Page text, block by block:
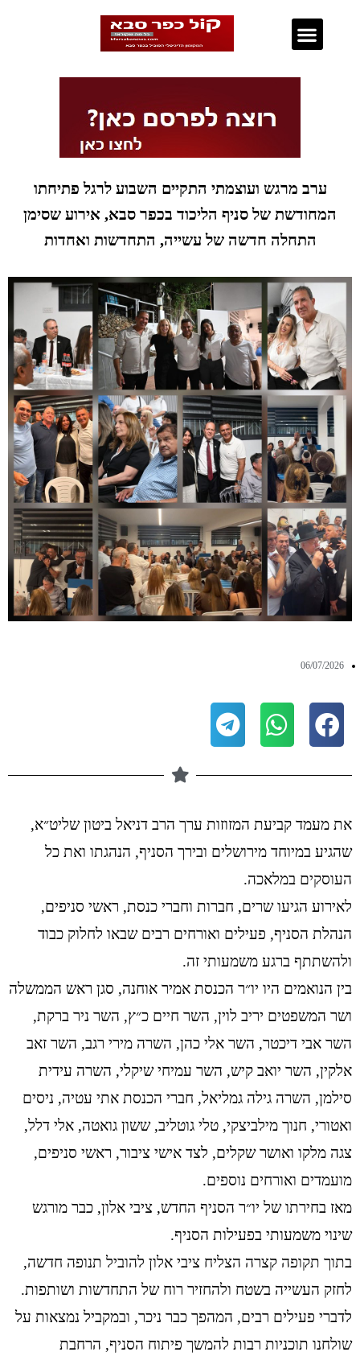
ערב מרגש ועוצמתי התקיים השבוע לרגל פתיחתו
המחודשת של סניף הליכוד בכפר סבא, אירוע שסימן
התחלה חדשה של עשייה, התחדשות ואחדות
06/07/2026
את מעמד קביעת המזוזות ערך הרב דניאל ביטון שליט״א,
שהגיע במיוחד מירושלים ובירך הסניף, הנהגתו ואת כל
העוסקים במלאכה.
לאירוע הגיעו שרים, חברות וחברי כנסת, ראשי סניפים,
הנהלת הסניף, פעילים ואורחים רבים שבאו לחלוק כבוד
ולהשתתף ברגע משמעותי זה.
בין הנואמים היו יו״ר הכנסת אמיר אוחנה, סגן ראש הממשלה
ושר המשפטים יריב לוין, השר חיים כ״ץ, השר ניר ברקת,
השר אבי דיכטר, השר אלי כהן, השרה מירי רגב, השר זאב
אלקין, השר יואב קיש, השר עמיחי שיקלי, השרה עידית
סילמן, השרה גילה גמליאל, חברי הכנסת אתי עטיה, ניסים
ואטורי, חנוך מילביצקי, טלי גוטליב, ששון גואטה, אלי דלל,
צגה מלקו ואושר שקלים, לצד אישי ציבור, ראשי סניפים,
מועמדים ואורחים נוספים.
מאז בחירתו של יו״ר הסניף החדש, ציבי אלון, כבר מורגש
שינוי משמעותי בפעילות הסניף.
בתוך תקופה קצרה הצליח ציבי אלון להוביל תנופה חדשה,
לחזק העשייה בשטח ולהחזיר רוח של התחדשות ושותפות.
לדברי פעילים רבים, המהפך כבר ניכר, ובמקביל נמצאות על
שולחנו תוכניות רבות להמשך פיתוח הסניף, הרחבת